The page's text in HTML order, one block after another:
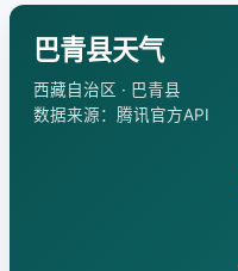
巴青县天气
西藏自治区 · 巴青县
数据来源：腾讯官方API